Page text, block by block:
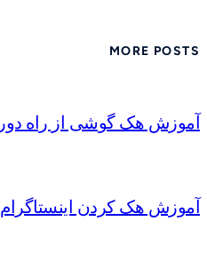
MORE POSTS
آموزش هک گوشی از راه دور
آموزش هک کردن اینستاگرام